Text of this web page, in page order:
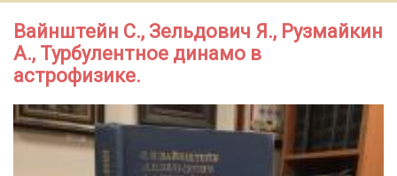
Вайнштейн С., Зельдович Я., Рузмайкин
А., Турбулентное динамо в
астрофизике.